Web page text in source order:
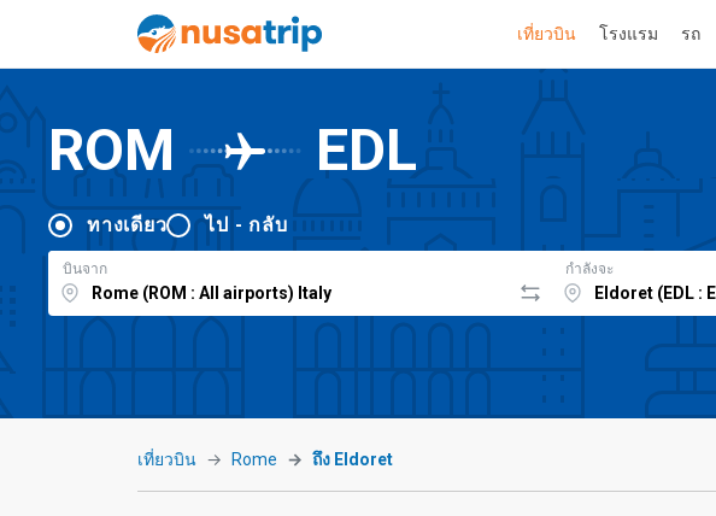
เที่ยวบิน โรงแรม รถ
ROM EDL
ทางเดียว ไป - กลับ
บินจาก กำลังจะ
เที่ยวบิน Rome ถึง Eldoret